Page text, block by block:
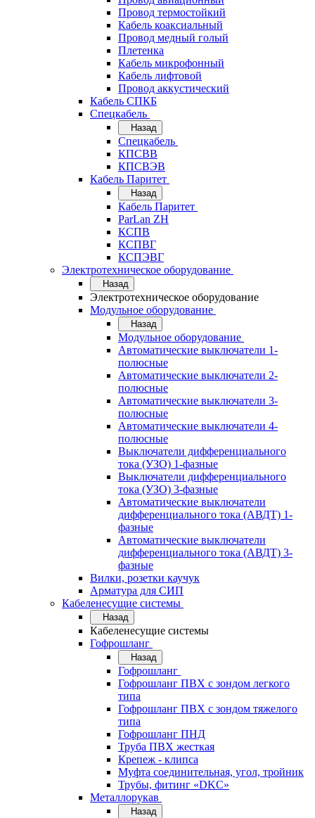
Провод термостойкий
Кабель коаксиальный
Провод медный голый
Плетенка
Кабель микрофонный
Кабель лифтовой
Провод аккустический
Кабель СПКБ
Спецкабель
Назад
Спецкабель
КПСВВ
КПСВЭВ
Кабель Паритет
Назад
Кабель Паритет
ParLan ZH
КСПВ
КСПВГ
КСПЭВГ
Электротехническое оборудование
Назад
Электротехническое оборудование
Модульное оборудование
Назад
Модульное оборудование
Автоматические выключатели 1-
полюсные
Автоматические выключатели 2-
полюсные
Автоматические выключатели 3-
полюсные
Автоматические выключатели 4-
полюсные
Выключатели дифференциального
тока (УЗО) 1-фазные
Выключатели дифференциального
тока (УЗО) 3-фазные
Автоматические выключатели
дифференциального тока (АВДТ) 1-
фазные
Автоматические выключатели
дифференциального тока (АВДТ) 3-
фазные
Вилки, розетки каучук
Арматура для СИП
Кабеленесущие системы
Назад
Кабеленесущие системы
Гофрошланг
Назад
Гофрошланг
Гофрошланг ПВХ с зондом легкого
типа
Гофрошланг ПВХ с зондом тяжелого
типа
Гофрошланг ПНД
Труба ПВХ жесткая
Крепеж - клипса
Муфта соединительная, угол, тройник
Трубы, фитинг «DKC»
Металлорукав
Назад